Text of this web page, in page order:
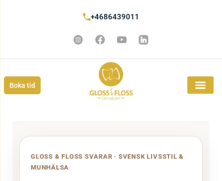
+4686439011
Boka tid
GLOSS & FLOSS SVARAR · SVENSK LIVSSTIL &
MUNHÄLSA